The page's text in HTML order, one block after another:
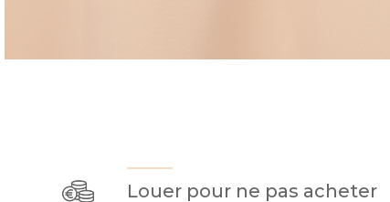
Louer pour ne pas acheter